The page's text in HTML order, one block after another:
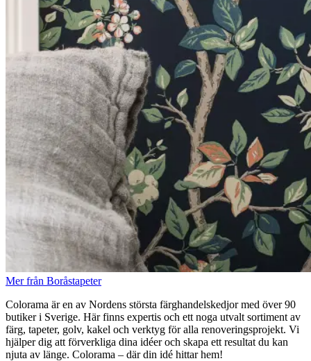
Mer från Boråstapeter
Colorama är en av Nordens största färghandelskedjor med över 90
butiker i Sverige. Här finns expertis och ett noga utvalt sortiment av
färg, tapeter, golv, kakel och verktyg för alla renoveringsprojekt. Vi
hjälper dig att förverkliga dina idéer och skapa ett resultat du kan
njuta av länge. Colorama – där din idé hittar hem!